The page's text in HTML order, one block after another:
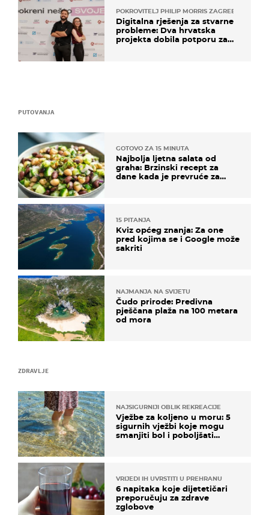
ZDRAVLJE
NAJSIGURNIJI OBLIK REKREACIJE
Vježbe za koljeno u moru: 5
sigurnih vježbi koje mogu
smanjiti bol i poboljšati
VRIJEDI IH UVRSTITI U PREHRANU
6 napitaka koje dijetetičari
preporučuju za zdrave
zglobove
PUTOVANJA
GOTOVO ZA 15 MINUTA
Najbolja ljetna salata od
graha: Brzinski recept za
dane kada je prevruće za
15 PITANJA
Kviz općeg znanja: Za one
pred kojima se i Google može
sakriti
NAJMANJA NA SVIJETU
Čudo prirode: Predivna
pješčana plaža na 100 metara
od mora
POKROVITELJ PHILIP MORRIS ZAGREB
Digitalna rješenja za stvarne
probleme: Dva hrvatska
projekta dobila potporu za